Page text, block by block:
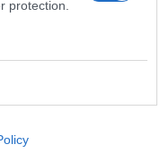
protection.